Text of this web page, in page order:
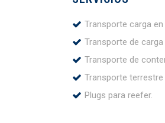
Transporte carga
Transporte de
Transporte de
Transporte terrestre
Plugs para reefer.